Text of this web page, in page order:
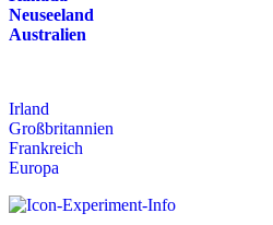
Neuseeland
Australien
Irland
Großbritannien
Frankreich
Europa